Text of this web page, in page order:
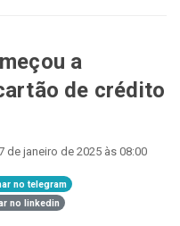
a
de crédito
de janeiro de 2025 às 08:00
no telegram
no linkedin